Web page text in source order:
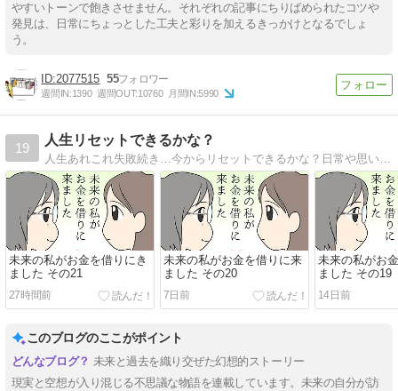
やすいトーンで飽きさせません。それぞれの記事にちりばめられたコツや
発見は、日常にちょっとした工夫と彩りを加えるきっかけとなるでしょ
う。
2077515 55
週間IN:1390 週間OUT:10760 月間IN:5990
19
人生リセットできるかな？
人生あれこれ失敗続き…今からリセットできるかな？日常や思い出、創作、パロディ…その他もろもろ何でもありのマンガブログです。
未来の私がお金を借りにき
ました その21
27時間前
未来の私がお金を借りに来
ました その20
7日前
未来の私がお
ました その19
14日前
このブログのここがポイント
未来と過去を織り交ぜた幻想的ストーリー
現実と空想が入り混じる不思議な物語を連載しています。未来の自分が訪